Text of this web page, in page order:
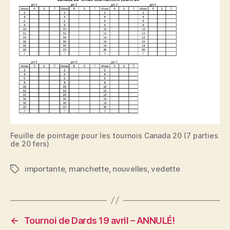
Feuille de pointage pour les tournois Canada 20 (7 parties
de 20 fers)
Étiquettes
importante, manchette, nouvelles,vedette
←
Tournoi de Dards 19 avril – ANNULÉ!